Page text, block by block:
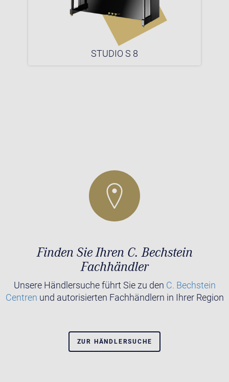
STUDIO S 8
Finden Sie Ihren C. Bechstein
Fachhändler
Unsere Händlersuche führt Sie zu den C. Bechstein
Centren und autorisierten Fachhändlern in Ihrer Region
ZUR HÄNDLERSUCHE